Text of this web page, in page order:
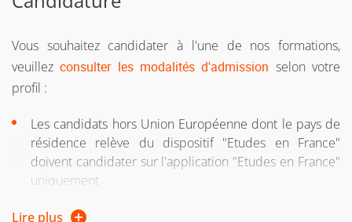
d'études
ou si vous suiviez une formation sous le régime
ou si vous êtes salarié, demandeur d'emploi, travailleur
indépendant
Si vous n'avez pas le diplôme requis pour intégrer la
formation, vous pouvez entreprendre une démarche
Vous souhaitez candidater à l'une de nos formations,
veuillezconsulter les modalités d'admission selon votre
profil :
Les candidats hors Union Européenne dont le pays de
résidence relève du dispositif "Etudes en France"
doivent candidater sur l'application "Etudes en France"
uniquement
Pour tous les autres candidats, vous devez candidater
Lire plus